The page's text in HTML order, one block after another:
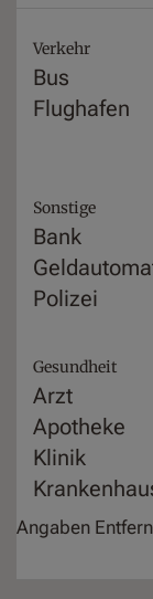
Verkehr
Bus
Flughafen
Sonstige
Bank
Polizei
Gesundheit
Arzt
Apotheke
Klinik
Angaben